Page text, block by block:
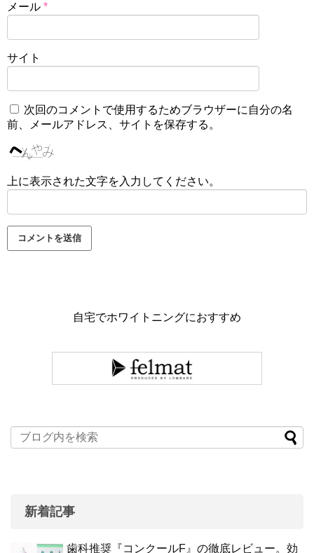
メール *
サイト
次回のコメントで使用するためブラウザーに自分の名
前、メールアドレス、サイトを保存する。
上に表示された文字を入力してください。
自宅でホワイトニングにおすすめ
新着記事
歯科推奨『コンクールF』の徹底レビュー。効